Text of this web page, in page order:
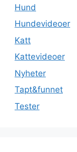
Hund
Hundevideoer
Katt
Kattevideoer
Nyheter
Tapt&funnet
Tester